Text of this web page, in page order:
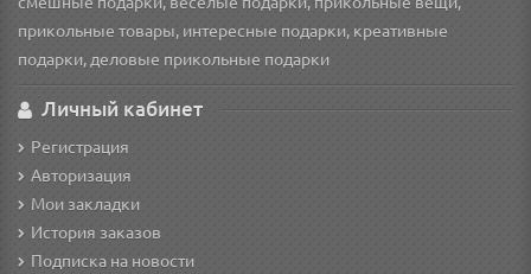
прикольные товары, интересные подарки, креативные
подарки, деловые прикольные подарки
Личный кабинет
Регистрация
Авторизация
Мои закладки
История заказов
Подписка на новости